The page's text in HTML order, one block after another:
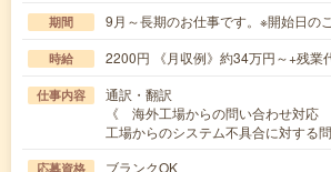
期間 9月～長期のお仕事です。※開始日の
時給 2200円 《月収例》約34万円～+残業
仕事内容
通訳・翻訳
《 海外工場からの問い合わせ対応
工場からのシステム不具合に対する
応募資格
ブランクOK